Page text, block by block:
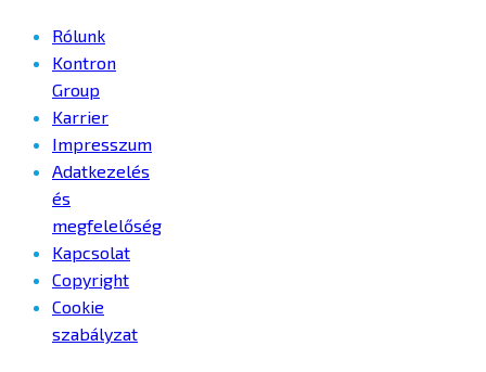
Rólunk
Kontron
Group
Karrier
Impresszum
Adatkezelés
és
megfelelőség
Kapcsolat
Copyright
Cookie
szabályzat